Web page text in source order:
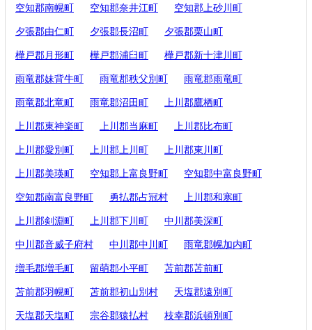
空知郡南幌町 空知郡奈井江町 空知郡上砂川町
夕張郡由仁町 夕張郡長沼町 夕張郡栗山町
樺戸郡月形町 樺戸郡浦臼町 樺戸郡新十津川町
雨竜郡妹背牛町 雨竜郡秩父別町 雨竜郡雨竜町
雨竜郡北竜町 雨竜郡沼田町 上川郡鷹栖町
上川郡東神楽町 上川郡当麻町 上川郡比布町
上川郡愛別町 上川郡上川町 上川郡東川町
上川郡美瑛町 空知郡上富良野町 空知郡中富良野町
空知郡南富良野町 勇払郡占冠村 上川郡和寒町
上川郡剣淵町 上川郡下川町 中川郡美深町
中川郡音威子府村 中川郡中川町 雨竜郡幌加内町
増毛郡増毛町 留萌郡小平町 苫前郡苫前町
苫前郡羽幌町 苫前郡初山別村 天塩郡遠別町
天塩郡天塩町 宗谷郡猿払村 枝幸郡浜頓別町